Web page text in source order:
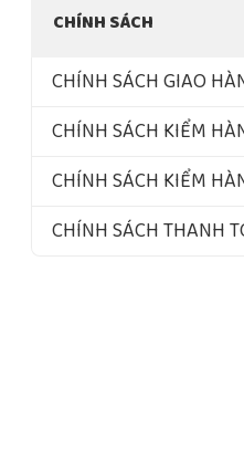
CHÍNH SÁCH
CHÍNH SÁCH GIAO
CHÍNH SÁCH KIỂM
CHÍNH SÁCH KIỂM
CHÍNH SÁCH THANH